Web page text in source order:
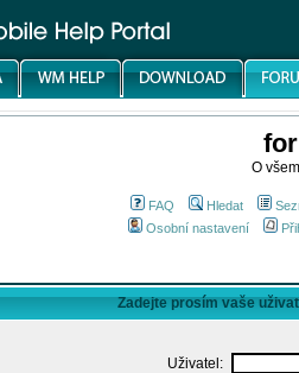
O
FAQ Hledat
Osobní nastavení
Zadejte prosím vaše
Uživatel: